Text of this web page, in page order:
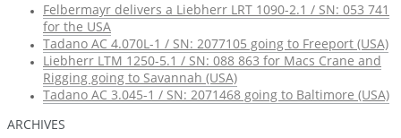
Felbermayr delivers a Liebherr LRT 1090-2.1 / SN: 053 741
for the USA
Tadano AC 4.070L-1 / SN: 2077105 going to Freeport (USA)
Liebherr LTM 1250-5.1 / SN: 088 863 for Macs Crane and
Rigging going to Savannah (USA)
Tadano AC 3.045-1 / SN: 2071468 going to Baltimore (USA)
ARCHIVES